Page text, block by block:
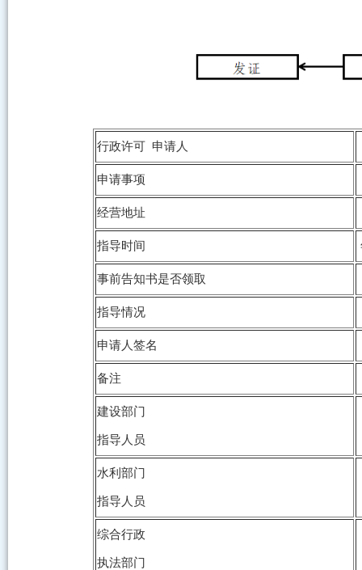
行政许可 申请人
申请事项
经营地址
指导时间
事前告知书是否领取
指导情况
申请人签名
备注
建设部门
指导人员
水利部门
指导人员
综合行政
执法部门